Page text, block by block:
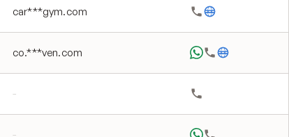
car***gym.com
co.***ven.com
-